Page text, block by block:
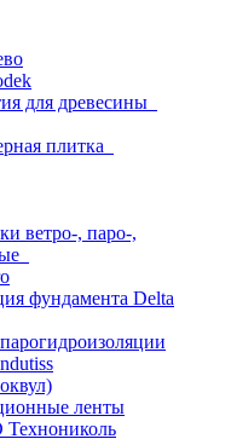
для древесины
плитка
ветро-, паро-,
фундамента Delta
ленты